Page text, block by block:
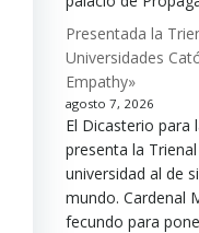
Presentada la
Universidades
Empathy»
agosto 7, 2026
El Dicasterio para
presenta la
universidad al de
mundo. Cardenal
fecundo para